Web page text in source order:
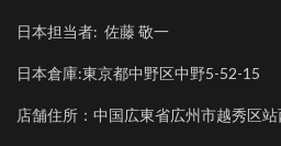
日本担当者: 佐藤 敬一
日本倉庫:東京都中野区中野5-52-15
店舗住所：中国広東省広州市越秀区